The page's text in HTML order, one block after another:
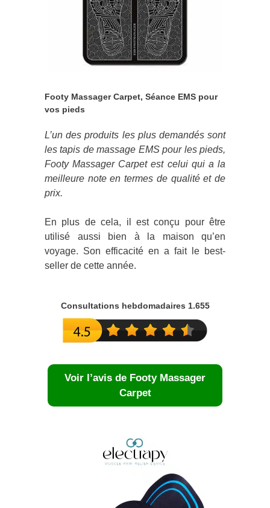
Footy Massager Carpet, Séance EMS pour
vos pieds
L’un des produits les plus demandés sont
les tapis de massage EMS pour les pieds,
Footy Massager Carpet est celui qui a la
meilleure note en termes de qualité et de
prix.
En plus de cela, il est conçu pour être
utilisé aussi bien à la maison qu’en
voyage. Son efficacité en a fait le best-
seller de cette année.
Consultations hebdomadaires 1.655
Voir l’avis de Footy Massager
Carpet